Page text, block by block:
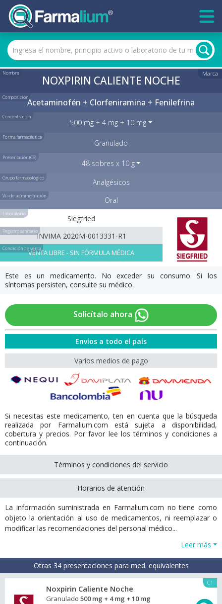
Nombre Marca
NOXPIRIN CALIENTE NOCHE
ComposiciónAcetaminofén + Clorfeniramina + Fenilefrina
Concentración
500 mg + 4 mg + 10 mg
Forma farmacéutica
Granulado
Presentación (C6)
48 sobres x 10 g
Grupo farmacológico Analgésicos
Vía de administración Oral
Laboratorio
Siegfried
Registro sanitario
INVIMA 2020M-0013331-R1
Condición de ventaVENTA LIBRE - SIN FÓRMULA MÉDICA
Este es un medicamento. No exceder su consumo. Si los
síntomas persisten, consulte su médico.
Solicítalo ahora
Envíos a todo el país
Varios medios de pago
Si necesitas este medicamento, ten en cuenta que la búsqueda
realizada por Farmalium.com está sujeta a disponibilidad,
cobertura y precios. Por favor lee los términos y condiciones a
continuación.
Términos y condiciones del servicio
Horarios de atención
La información suministrada en Farmalium.com no tiene como
objeto la orientación al uso de medicamentos, ni reemplazar o
modificar las recomendaciones del personal médico...
Leer más
Otras 34 presentaciones para med. equivalentes
C1
Noxpirin Caliente Noche
Granulado 500 mg + 4 mg + 10 mg